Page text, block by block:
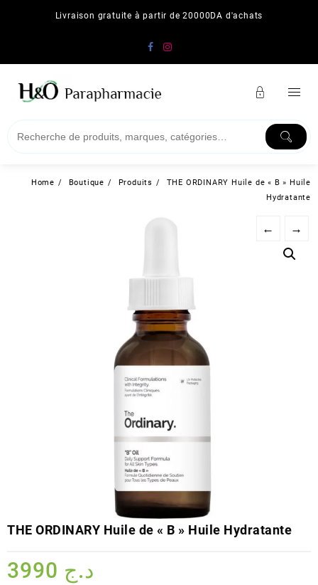
Livraison gratuite à partir de 20000DA d'achats
Home Boutique Produits
THE ORDINARY Huile de « B » Huile
Hydratante
← →
THE ORDINARY Huile de « B » Huile Hydratante
د.ج